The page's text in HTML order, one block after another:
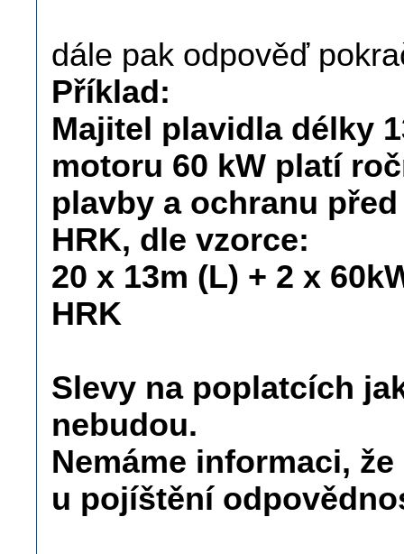
dále pak odpověď
Příklad:
Majitel plavidla délky
motoru 60 kW platí
plavby a ochranu
HRK, dle vzorce:
20 x 13m (L) + 2 x
HRK
Slevy na poplatcích
nebudou.
Nemáme informaci,
u pojíštění